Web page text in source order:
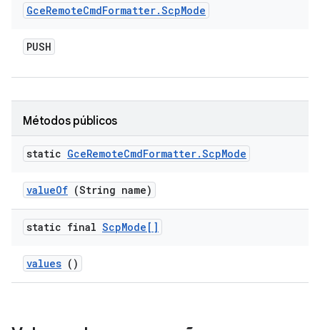
GceRemoteCmdFormatter.ScpMode
PUSH
Métodos públicos
static GceRemoteCmdFormatter.ScpMode
valueOf (String name)
static final ScpMode[]
values ()